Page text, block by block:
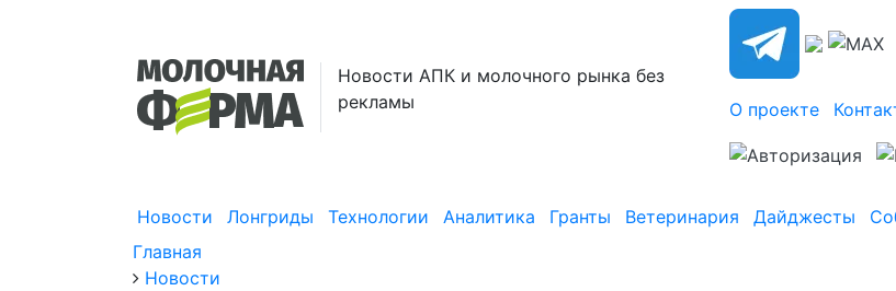
Новости АПК и молочного рынка без
рекламы
О проекте
Новости Лонгриды Технологии Аналитика Гранты Ветеринария Дайджесты
Главная
Новости